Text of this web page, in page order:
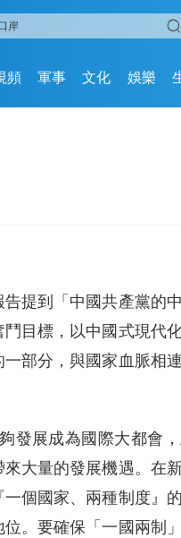
頻 軍事 文化 娛樂
提到「中國共產黨的
目標，以中國式現代
部分，與國家血脈相
發展成為國際大都會
大量的發展機遇。在
個國家、兩種制度』
。要確保「一國兩制